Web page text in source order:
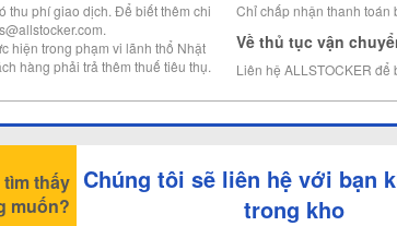
thu phí giao dịch. Để biết thêm chi
hiện trong phạm vi lãnh thổ Nhật
hàng phải trả thêm thuế tiêu thụ.
Chỉ chấp nhận thanh toán
Về thủ tục vận
Liên hệ ALLSTOCKER để
thấy
muốn?
Chúng tôi sẽ liên hệ với bạn
trong kho